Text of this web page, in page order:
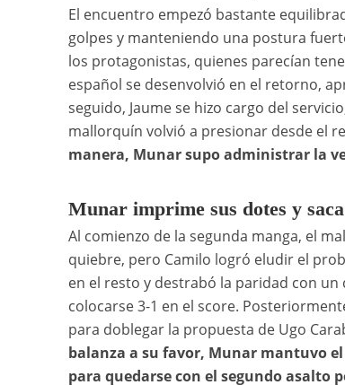
El encuentro empezó bastante
golpes y manteniendo una postura
los protagonistas, quienes parecían
español se desenvolvió en el retorno,
seguido, Jaume se hizo cargo del
mallorquín volvió a presionar desde el
manera, Munar supo administrar la
Munar imprime sus dotes y
Al comienzo de la segunda manga, el
quiebre, pero Camilo logró eludir el
en el resto y destrabó la paridad con
colocarse 3-1 en el score.
para doblegar la propuesta de Ugo
balanza a su favor, Munar mantuvo
para quedarse con el segundo asalto